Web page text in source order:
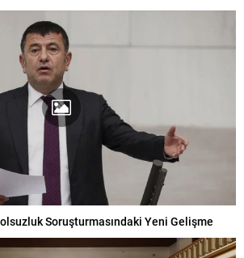
Soruşturmasındaki Yeni Gelişme